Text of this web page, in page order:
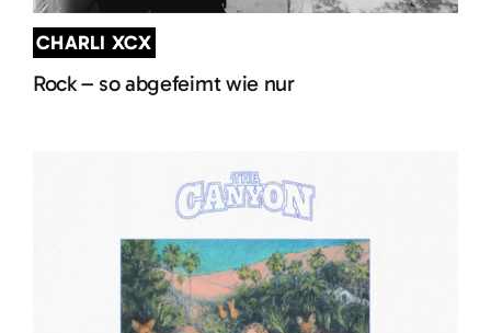
CHARLI XCX
Rock – so abgefeimt wie nur